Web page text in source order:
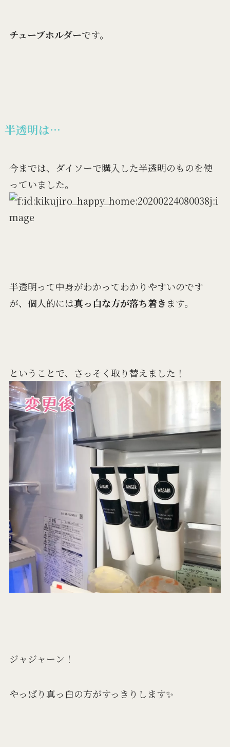
チューブホルダーです。
半透明は…
今までは、ダイソーで購入した半透明のものを使
っていました。
半透明って中身がわかってわかりやすいのです
が、個人的には真っ白な方が落ち着き ます。
ということで、さっそく取り替えました！
ジャジャーン！
やっぱり真っ白の方がすっきりします✨